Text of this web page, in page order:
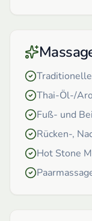
Thai-Öl-/
Fuß- und
Rücken-,
Hot Stone